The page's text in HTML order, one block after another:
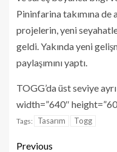
Pininfarina takımına de
projelerin, yeni
geldi. Yakında yeni
paylaşımını yaptı.
TOGG’da üst seviye
width=”640″
Tags: Tasarım Togg
Previous